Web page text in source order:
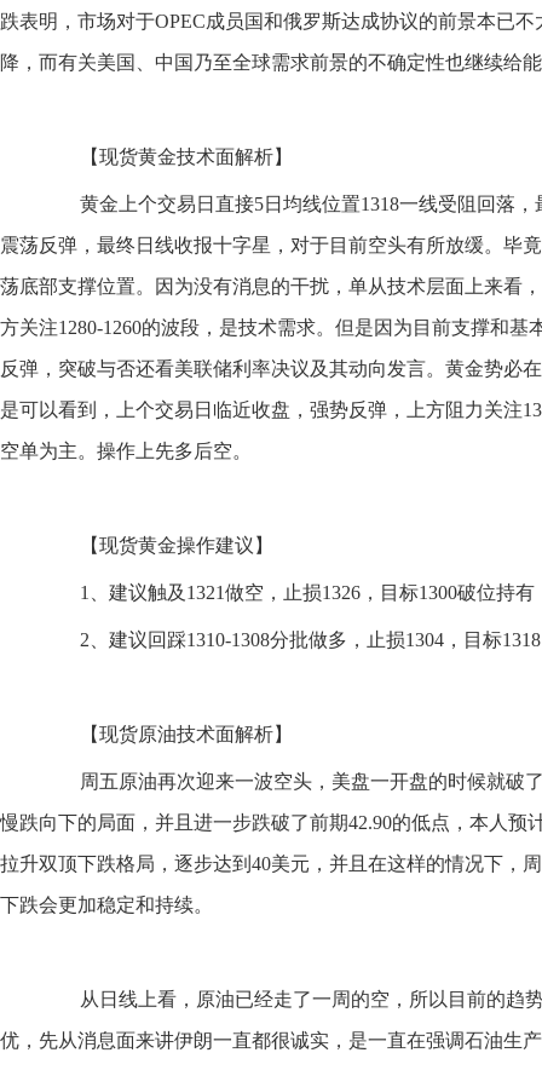
跌表明，市场对于OPEC成员国和俄罗斯达成协议的前景本已
降，而有关美国、中国乃至全球需求前景的不确定性也继续给
【现货黄金技术面解析】
黄金上个交易日直接5日均线位置1318一线受阻回落，
震荡反弹，最终日线收报十字星，对于目前空头有所放缓。毕
荡底部支撑位置。因为没有消息的干扰，单从技术层面上来看
方关注1280-1260的波段，是技术需求。但是因为目前支撑和
反弹，突破与否还看美联储利率决议及其动向发言。黄金势必
是可以看到，上个交易日临近收盘，强势反弹，上方阻力关注
空单为主。操作上先多后空。
【现货黄金操作建议】
1、建议触及1321做空，止损1326，目标1300破位持有
2、建议回踩1310-1308分批做多，止损1304，目标1318
【现货原油技术面解析】
周五原油再次迎来一波空头，美盘一开盘的时候就破
慢跌向下的局面，并且进一步跌破了前期42.90的低点，本人预
拉升双顶下跌格局，逐步达到40美元，并且在这样的情况下，
下跌会更加稳定和持续。
从日线上看，原油已经走了一周的空，所以目前的趋
优，先从消息面来讲伊朗一直都很诚实，是一直在强调石油生